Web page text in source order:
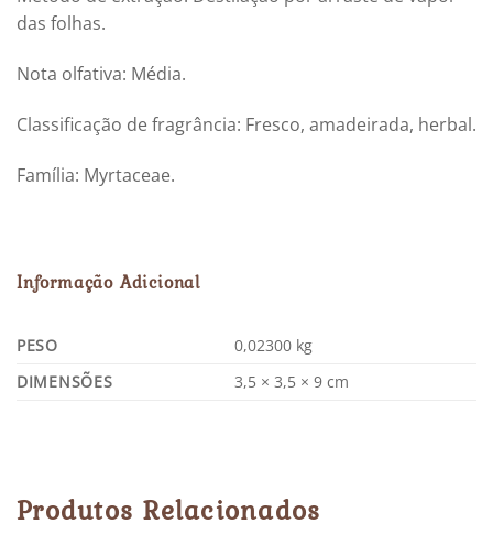
das folhas.
Nota olfativa: Média.
Classificação de fragrância: Fresco, amadeirada, herbal.
Família: Myrtaceae.
Informação Adicional
PESO
0,02300 kg
DIMENSÕES
3,5 × 3,5 × 9 cm
Produtos Relacionados